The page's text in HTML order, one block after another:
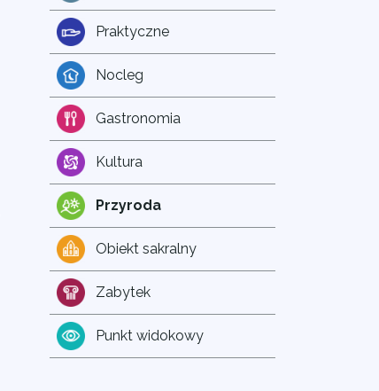
Praktyczne
Nocleg
Gastronomia
Kultura
Przyroda
Obiekt sakralny
Zabytek
Punkt widokowy